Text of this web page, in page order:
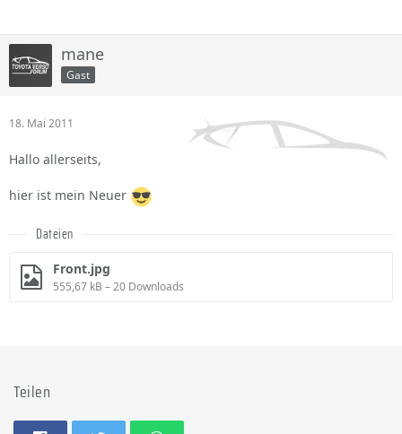
mane
Gast
18. Mai 2011
Hallo allerseits,
hier ist mein Neuer
Dateien
Front.jpg
555,67 kB – 20 Downloads
Teilen